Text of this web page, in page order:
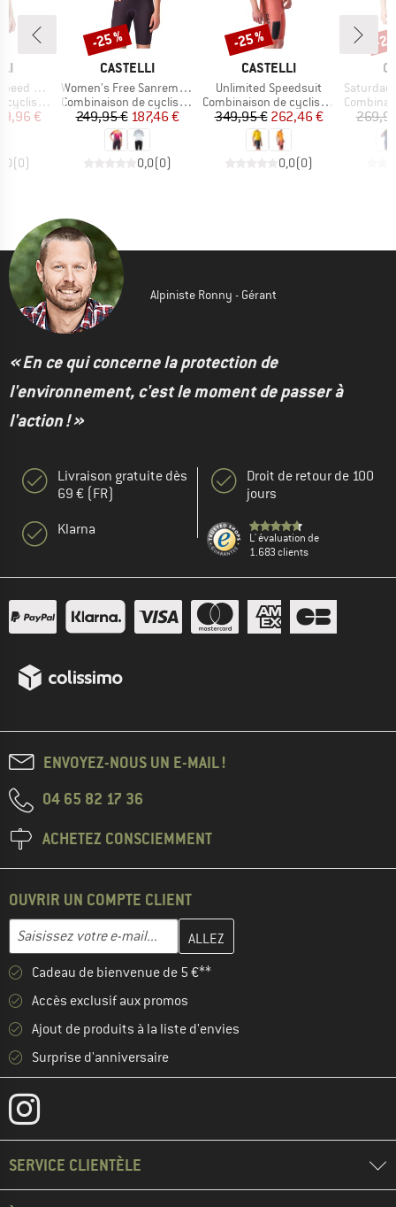
Suit
réduit
€
(0)
MARQUE
CASTELLI
Article
Women's Free Sanremo Tri Suit S/S
Product group
Combinaison de cyclisme
Prix
249,95 €Prix réduit
187,46 €
0,0(0)
Remise
-25 %
MARQUE
CASTELLI
Article
Unlimited Speedsuit
Product group
Combinaison de cyclisme
Prix
349,95 €Prix réduit
262,46 €
0,0(0)
Remise
-25 %
Article
Saturday
Product
-
Alpiniste Ronny - Gérant
« En ce qui concerne la protection de
l'environnement, c'est le moment de passer à
l'action ! »
Livraison gratuite dès
69 € (FR)
Klarna
Droit de retour de 100
jours
L' évaluation de
1.683 clients
ENVOYEZ-NOUS UN E-MAIL !
04 65 82 17 36
ACHETEZ CONSCIEMMENT
OUVRIR UN COMPTE CLIENT
Adresse e-mail
Entrez votre adresse e-mail ici et créez votre compte client à la
Cadeau de bienvenue de 5 €**
Accès exclusif aux promos
Ajout de produits à la liste d'envies
Surprise d'anniversaire
SERVICE CLIENTÈLE